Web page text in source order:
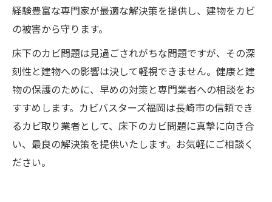
経験豊富な専門家が最適な解決策を提供し、建物をカビ
の被害から守ります。
床下のカビ問題は見過ごされがちな問題ですが、その深
刻性と建物への影響は決して軽視できません。健康と建
物の保護のために、早めの対策と専門業者への相談をお
すすめします。カビバスターズ福岡は長崎市の信頼でき
るカビ取り業者として、床下のカビ問題に真摯に向き合
い、最良の解決策を提供いたします。お気軽にご相談く
ださい。